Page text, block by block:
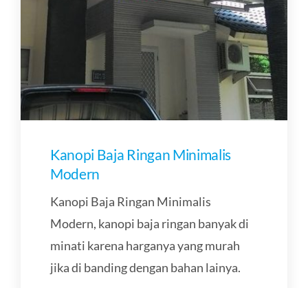
Kanopi Baja Ringan Minimalis
Modern
Kanopi Baja Ringan Minimalis
Modern, kanopi baja ringan banyak di
minati karena harganya yang murah
jika di banding dengan bahan lainya.